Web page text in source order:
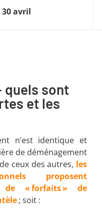
avril
quels sont
et les
n’est identique et
de déménagement
ceux des autres, les
proposent
« forfaits » de
; soit :